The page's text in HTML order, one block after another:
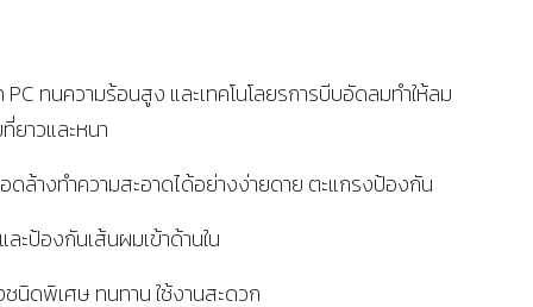
ทนความร้อนสูง และเทคโนโลยรการบีบอัดลมทำให้ลม
ยาวและหนา
ล้างทำความสะอาดได้อย่างง่ายดาย ตะแกรงป้องกัน
ะป้องกันเส้นผมเข้าด้านใน
นิดพิเศษ ทนทาน ใช้งานสะดวก